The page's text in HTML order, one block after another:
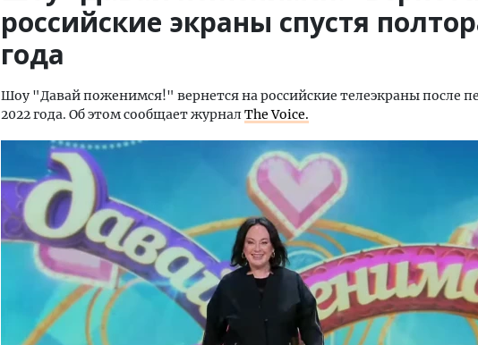
российские экраны спустя
года
Шоу "Давай поженимся!" вернется на российские телеэкраны после
2022 года. Об этом сообщает журналThe Voice.